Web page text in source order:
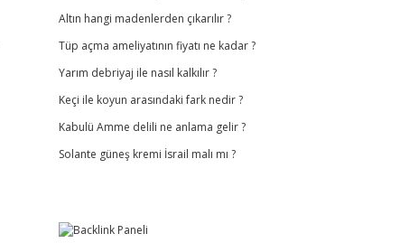
Altın hangi madenlerden çıkarılır ?
Tüp açma ameliyatının fiyatı ne kadar ?
Yarım debriyaj ile nasıl kalkılır ?
Keçi ile koyun arasındaki fark nedir ?
Kabulü Amme delili ne anlama gelir ?
Solante güneş kremi İsrail malı mı ?